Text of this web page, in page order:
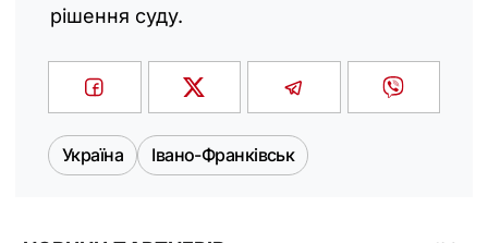
рішення суду.
Україна Івано-Франківськ